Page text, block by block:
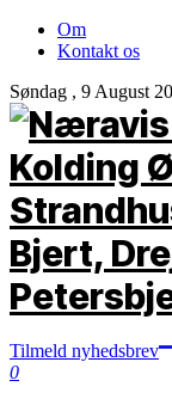
Om
Kontakt os
Søndag , 9 August
Tilmeld nyhedsbrev
0